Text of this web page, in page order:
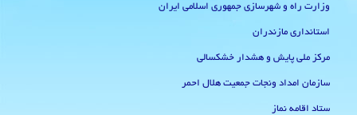
وزارت راه و شهرسازی جمهوری اسلامی ایران
استانداری مازندران
مرکز ملی پایش و هشدار خشکسالی
سازمان امداد ونجات جمعیت هلال احمر
ستاد اقامه نماز